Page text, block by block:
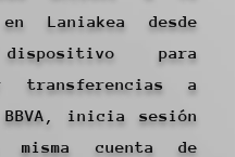
Laniakea desde
para
transferencias a
BBVA, inicia sesión
cuenta de